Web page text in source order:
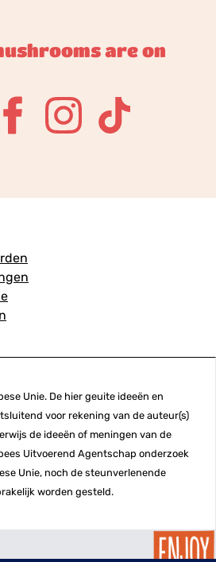
are on
Unie. De hier geuite ideeën en
voor rekening van de auteur(s)
de ideeën of meningen van de
Uitvoerend Agentschap onderzoek
Unie, noch de steunverlenende
worden gesteld.